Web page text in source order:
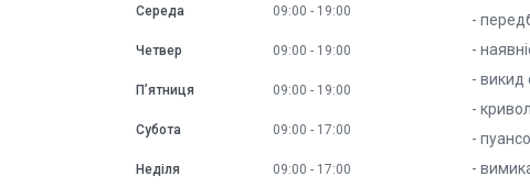
-
-
- викид
-
-
-
Середа 09:00 19:00
Четвер 09:00 19:00
Пʼятниця 09:00 19:00
Субота 09:00 17:00
Неділя 09:00 17:00